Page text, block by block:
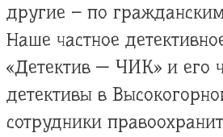
другие – по
Наше частное
«Детектив — ЧИК» и его
детективы в
сотрудники